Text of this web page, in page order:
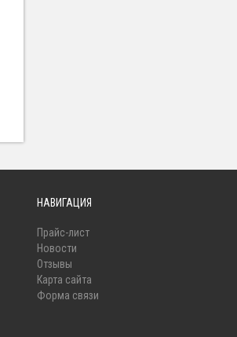
НАВИГАЦИЯ
Прайс-лист
Новости
Отзывы
Карта сайта
Форма связи